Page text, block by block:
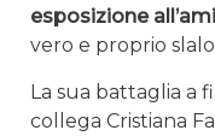
esposizione
vero e proprio
La sua battaglia a
collega Cristiana